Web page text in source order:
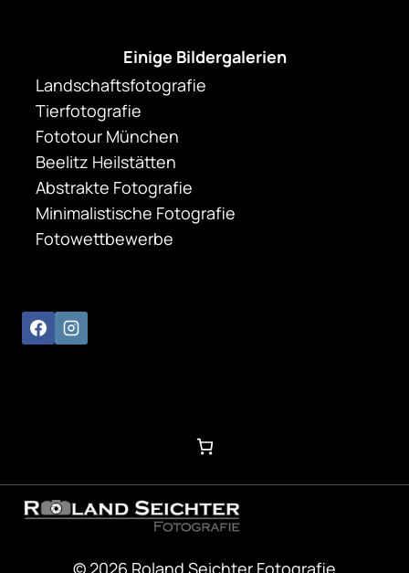
Einige Bildergalerien
Landschaftsfotografie
Tierfotografie
Fototour München
Beelitz Heilstätten
Abstrakte Fotografie
Minimalistische Fotografie
Fotowettbewerbe